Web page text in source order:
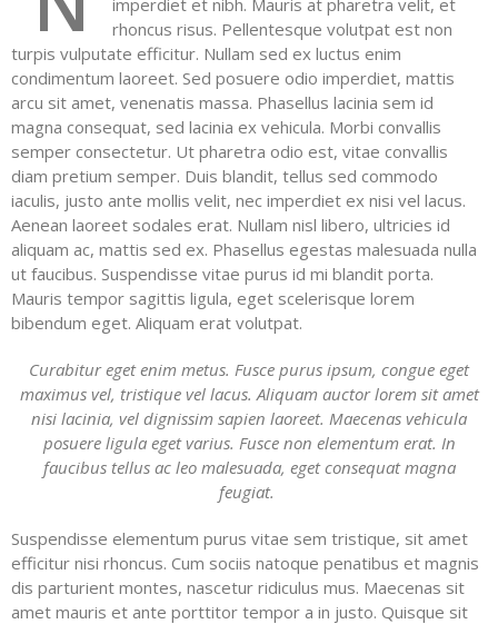
imperdiet et nibh. Mauris at pharetra velit, et
rhoncus risus. Pellentesque volutpat est non
turpis vulputate efficitur. Nullam sed ex luctus enim
condimentum laoreet. Sed posuere odio imperdiet, mattis
arcu sit amet, venenatis massa. Phasellus lacinia sem id
magna consequat, sed lacinia ex vehicula. Morbi convallis
semper consectetur. Ut pharetra odio est, vitae convallis
diam pretium semper. Duis blandit, tellus sed commodo
iaculis, justo ante mollis velit, nec imperdiet ex nisi vel lacus.
Aenean laoreet sodales erat. Nullam nisl libero, ultricies id
aliquam ac, mattis sed ex. Phasellus egestas malesuada nulla
ut faucibus. Suspendisse vitae purus id mi blandit porta.
Mauris tempor sagittis ligula, eget scelerisque lorem
bibendum eget. Aliquam erat volutpat.
Curabitur eget enim metus. Fusce purus ipsum, congue eget
maximus vel, tristique vel lacus. Aliquam auctor lorem sit amet
nisi lacinia, vel dignissim sapien laoreet. Maecenas vehicula
posuere ligula eget varius. Fusce non elementum erat. In
faucibus tellus ac leo malesuada, eget consequat magna
feugiat.
Suspendisse elementum purus vitae sem tristique, sit amet
efficitur nisi rhoncus. Cum sociis natoque penatibus et magnis
dis parturient montes, nascetur ridiculus mus. Maecenas sit
amet mauris et ante porttitor tempor a in justo. Quisque sit